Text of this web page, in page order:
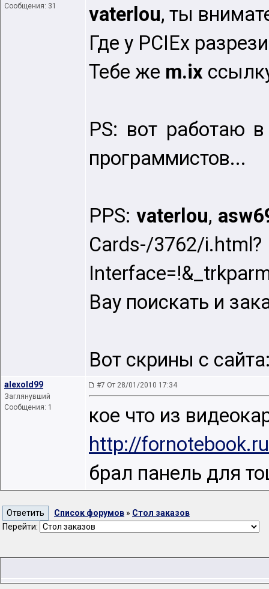
Сообщения: 31
vaterlou, ты
Где у PCIEx
Тебе же m.ix
PS: вот работаю
программистов...
PPS: vaterlou,
Cards-/3762/i.html?
Bay поискать и
Вот скрины с
alexold99
Заглянувший
Сообщения: 1
#7 От 28/01/2010 17:34
кое что из
http://
брал панель для
Список форумов » Стол заказов
Перейти: